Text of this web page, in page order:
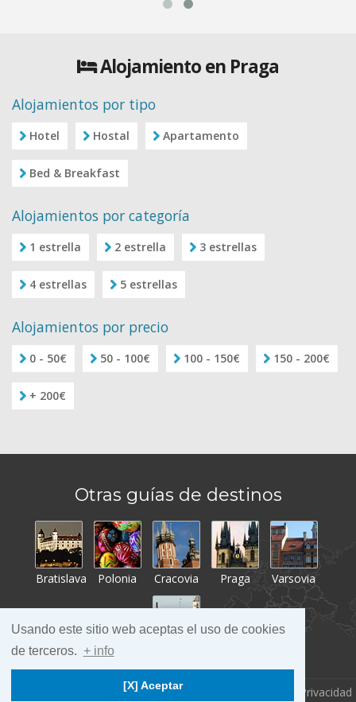
Usando este sitio web aceptas el uso de cookies
de terceros. + info
[X] Aceptar
Alojamiento en Praga
Alojamientos por tipo
Hotel Hostal Apartamento
Bed & Breakfast
Alojamientos por categoría
1 estrella 2 estrella 3 estrellas
4 estrellas 5 estrellas
Alojamientos por precio
0 - 50€ 50 - 100€ 100 - 150€ 150 - 200€
+ 200€
Otras guías de destinos
Bratislava Polonia Cracovia Praga Varsovia
PRAGA Privacidad